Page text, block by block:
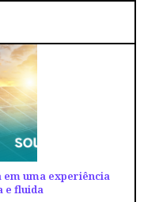
em uma experiência
e fluida